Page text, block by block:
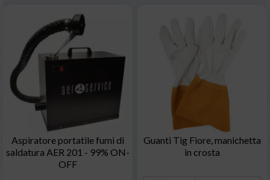
Aspiratore portatile fumi di
saldatura AER 201 - 99% ON-
OFF
Guanti Tig Fiore, manichetta
in crosta